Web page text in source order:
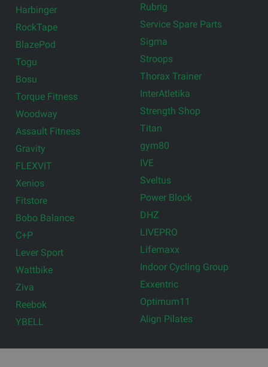
Harbinger
RockTape
BlazePod
Togu
Bosu
Torque Fitness
Woodway
Assault Fitness
Gravity
FLEXVIT
Xenios
Fitstore
Bobo Balance
C+P
Lever Sport
Wattbike
Ziva
Reebok
YBELL
Rubrig
Service Spare Parts
Sigma
Stroops
Thorax Trainer
InterAtletika
Strength Shop
Titan
gym80
IVE
Sveltus
Power Block
DHZ
LIVEPRO
Lifemaxx
Indoor Cycling Group
Exxentric
Optimum11
Align Pilates